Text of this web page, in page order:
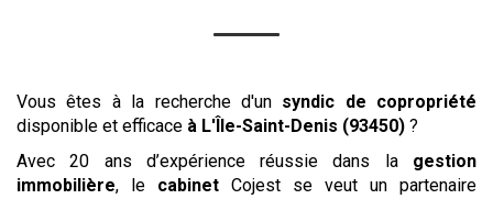
Vous êtes à la recherche d'un syndic de copropriété
disponible et efficace à L'Île-Saint-Denis (93450) ?
Avec 20 ans d’expérience réussie dans la gestion
immobilière, le cabinet Cojest se veut un partenaire